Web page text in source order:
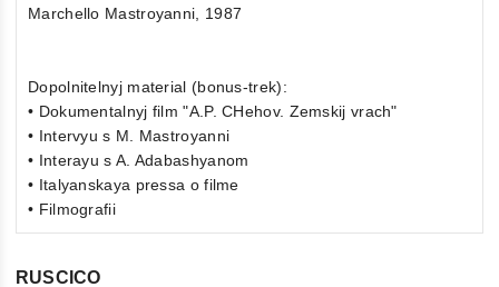
Marchello Mastroyanni, 1987
Dopolnitelnyj material (bonus-trek):
• Dokumentalnyj film "A.P. CHehov. Zemskij vrach"
• Intervyu s M. Mastroyanni
• Interayu s A. Adabashyanom
• Italyanskaya pressa o filme
• Filmografii
RUSCICO